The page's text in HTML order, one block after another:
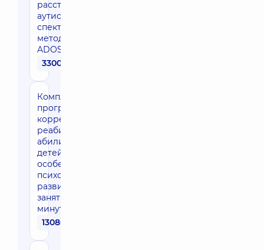
расстройств
аутистического
спектра по
методике
ADOS-2
3300 грн
Комплексная
программа
коррекции /
реабилитации /
абилитации для
детей с
особенностями
психомоторного
развития — 12
занятий по 60
минут
13080 грн